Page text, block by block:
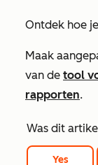
Ontdek hoe je
Maak
van de tool
rapporten.
Was dit
Yes